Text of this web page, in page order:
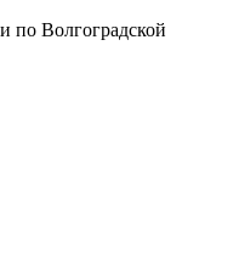
по Волгоградской